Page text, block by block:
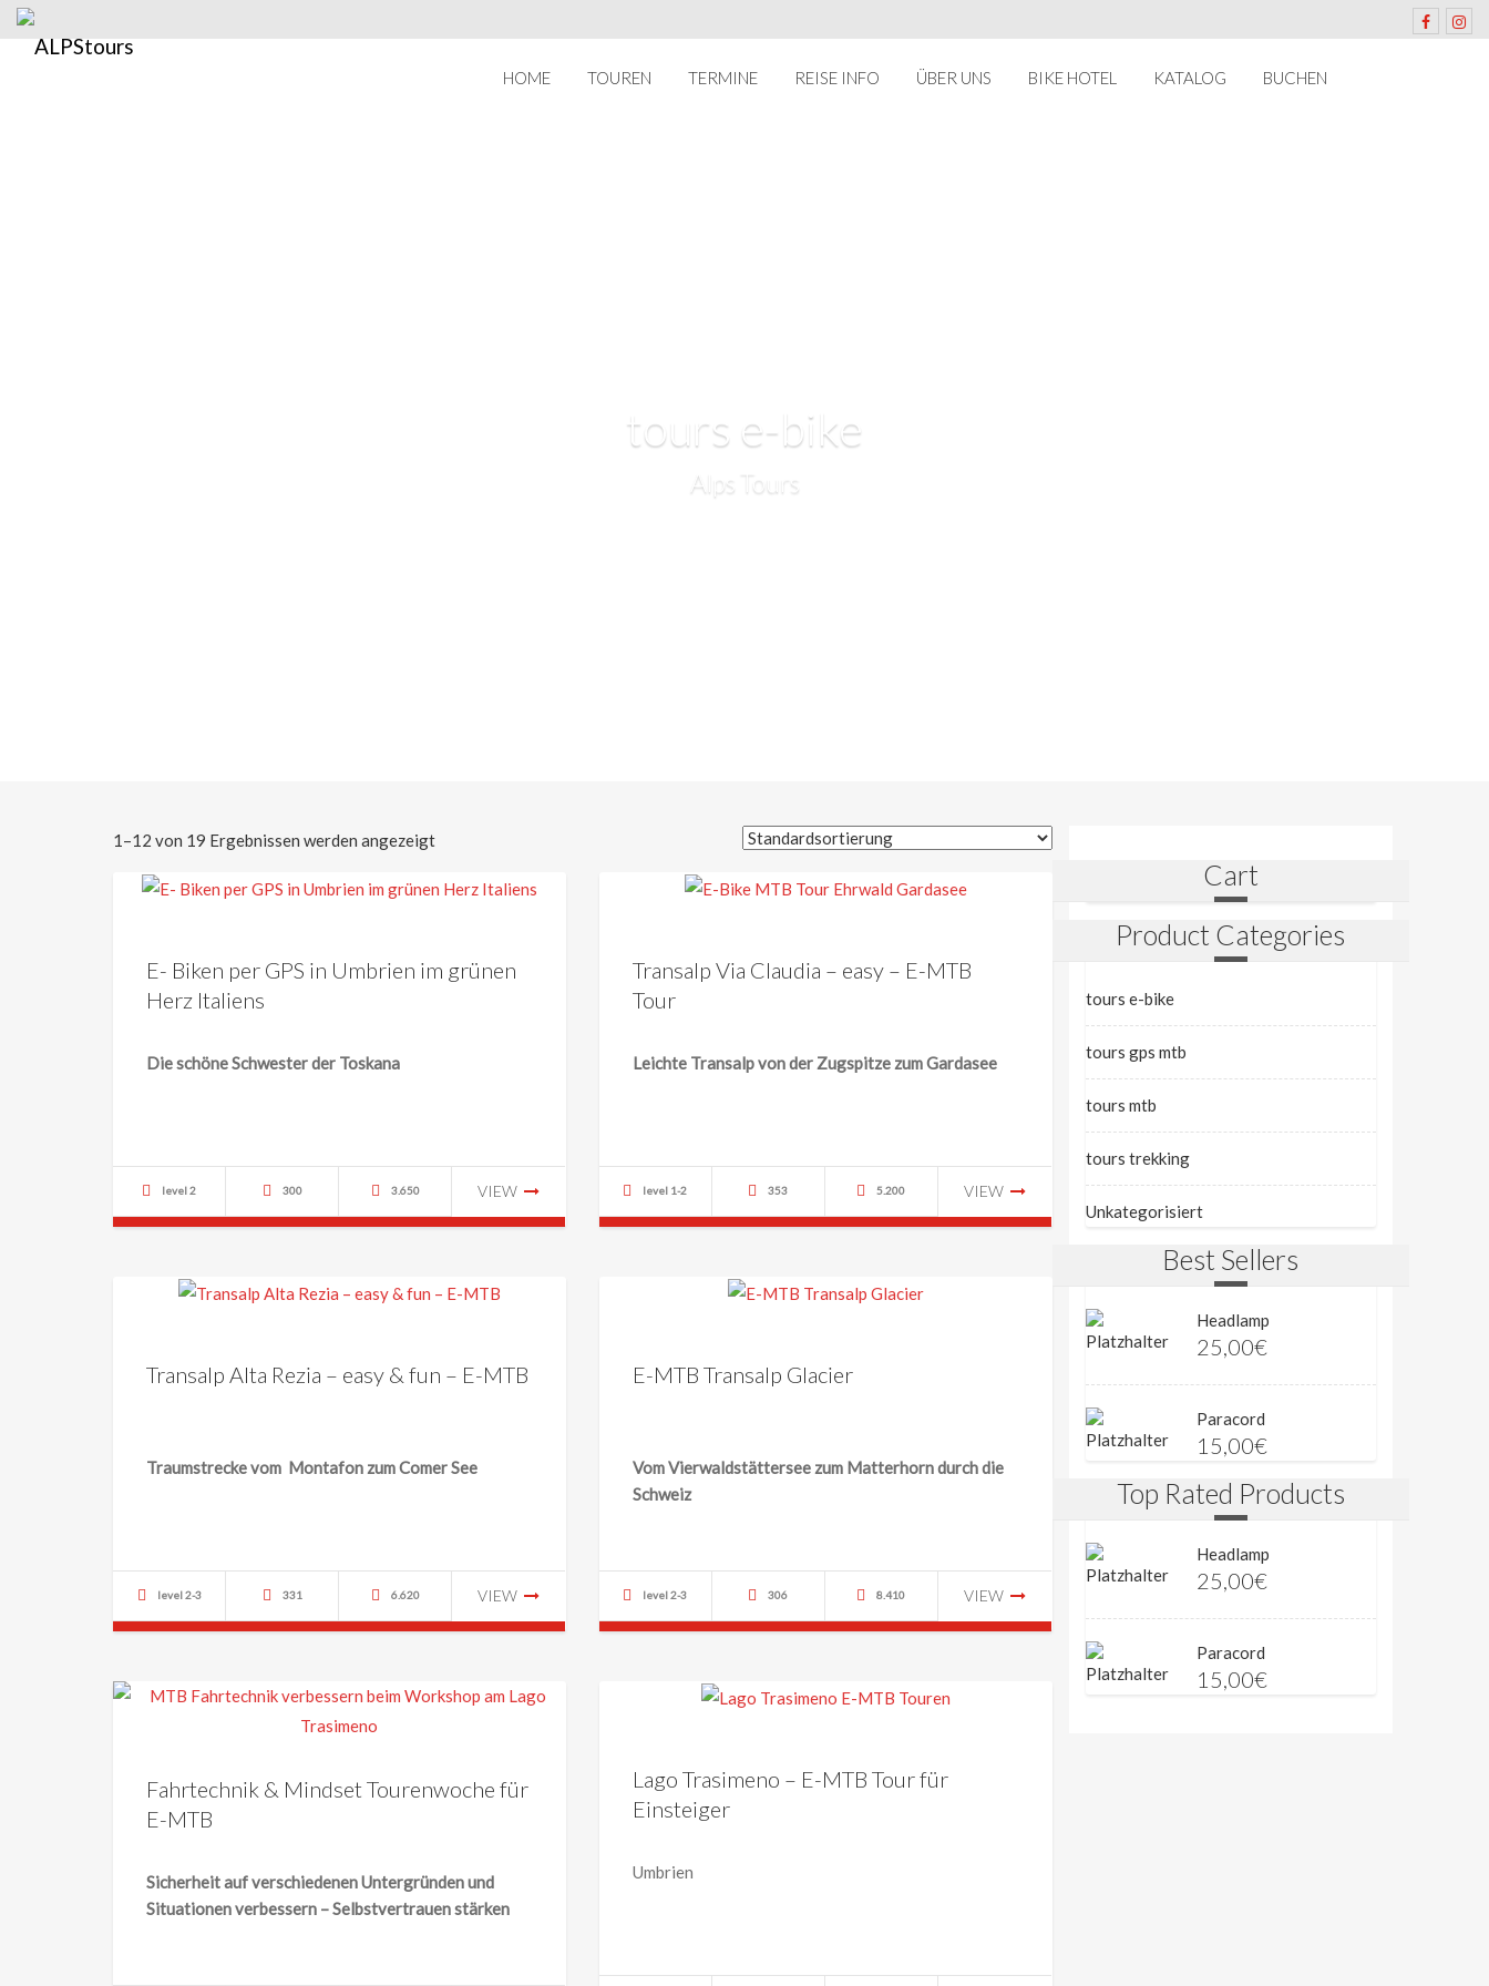
HOME TOUREN TERMINE REISE INFO ÜBER UNS BIKE HOTEL KATALOG BUCHEN
tours e-bike
Alps Tours
1–12 von 19 Ergebnissen werden angezeigt
E- Biken per GPS in Umbrien im grünen
Herz Italiens
Die schöne Schwester der Toskana
level 2 300 3.650 VIEW
Transalp Via Claudia – easy – E-MTB
Tour
Leichte Transalp von der Zugspitze zum Gardasee
level 1-2 353 5.200 VIEW
Transalp Alta Rezia – easy & fun – E-MTB
Traumstrecke vom Montafon zum Comer See
level 2-3 331 6.620 VIEW
E-MTB Transalp Glacier
Vom Vierwaldstättersee zum Matterhorn durch die
Schweiz
level 2-3 306 8.410 VIEW
Fahrtechnik & Mindset Tourenwoche für
E-MTB
Sicherheit auf verschiedenen Untergründen und
Situationen verbessern – Selbstvertrauen stärken
Lago Trasimeno – E-MTB Tour für
Einsteiger
Umbrien
Cart
Product Categories
tours e-bike
tours gps mtb
tours mtb
tours trekking
Unkategorisiert
Best Sellers
Headlamp
25,00€
Paracord
15,00€
Top Rated Products
Headlamp
25,00€
Paracord
15,00€